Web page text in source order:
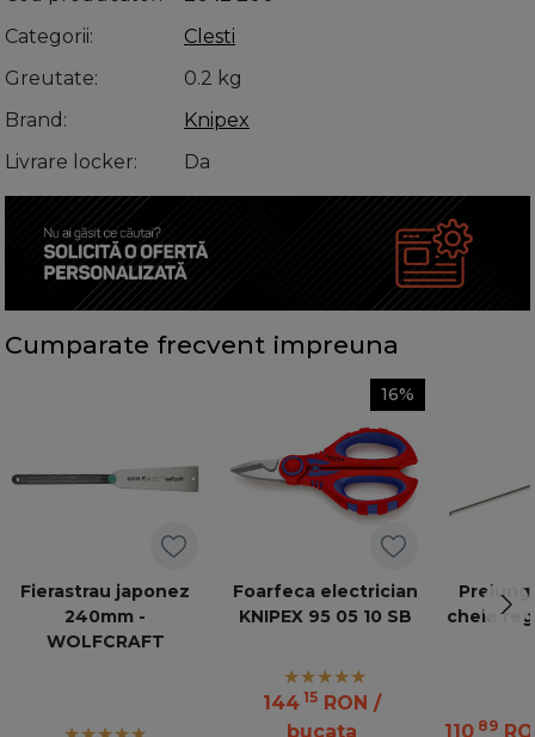
Categorii
Clesti
Greutate
0.2 kg
Brand
Knipex
Livrare locker
Da
Cumparate frecvent impreuna
Fierastrau japonez
240mm -
WOLFCRAFT
16%
Foarfeca electrician
KNIPEX 95 05 10 SB
144 15 RON /
bucata
cheie
110 89